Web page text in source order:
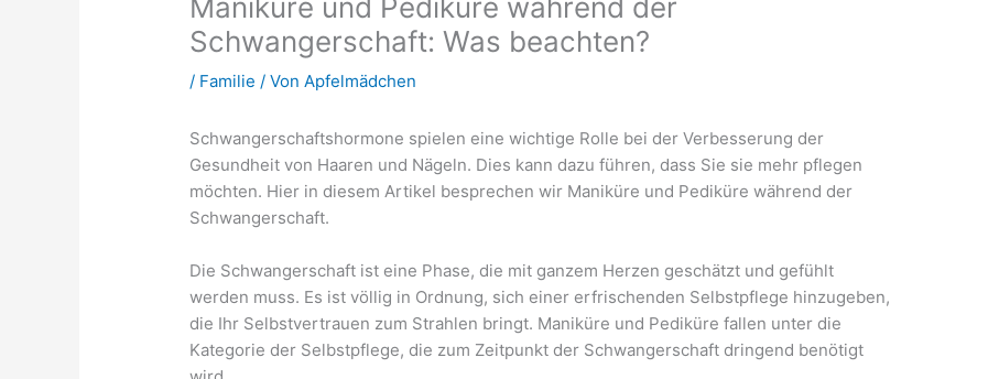
Maniküre und Pediküre während der
Schwangerschaft: Was beachten?
/ Familie / VonApfelmädchen
Schwangerschaftshormone spielen eine wichtige Rolle bei der Verbesserung der
Gesundheit von Haaren und Nägeln. Dies kann dazu führen, dass Sie sie mehr pflegen
möchten. Hier in diesem Artikel besprechen wir Maniküre und Pediküre während der
Schwangerschaft.
Die Schwangerschaft ist eine Phase, die mit ganzem Herzen geschätzt und gefühlt
werden muss. Es ist völlig in Ordnung, sich einer erfrischenden Selbstpflege hinzugeben,
die Ihr Selbstvertrauen zum Strahlen bringt. Maniküre und Pediküre fallen unter die
Kategorie der Selbstpflege, die zum Zeitpunkt der Schwangerschaft dringend benötigt